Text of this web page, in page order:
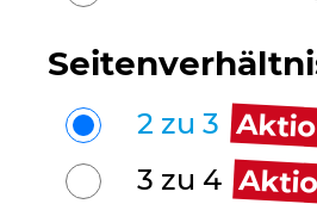
2 zu 3
3 zu 4